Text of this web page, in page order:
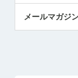
メールマガジ